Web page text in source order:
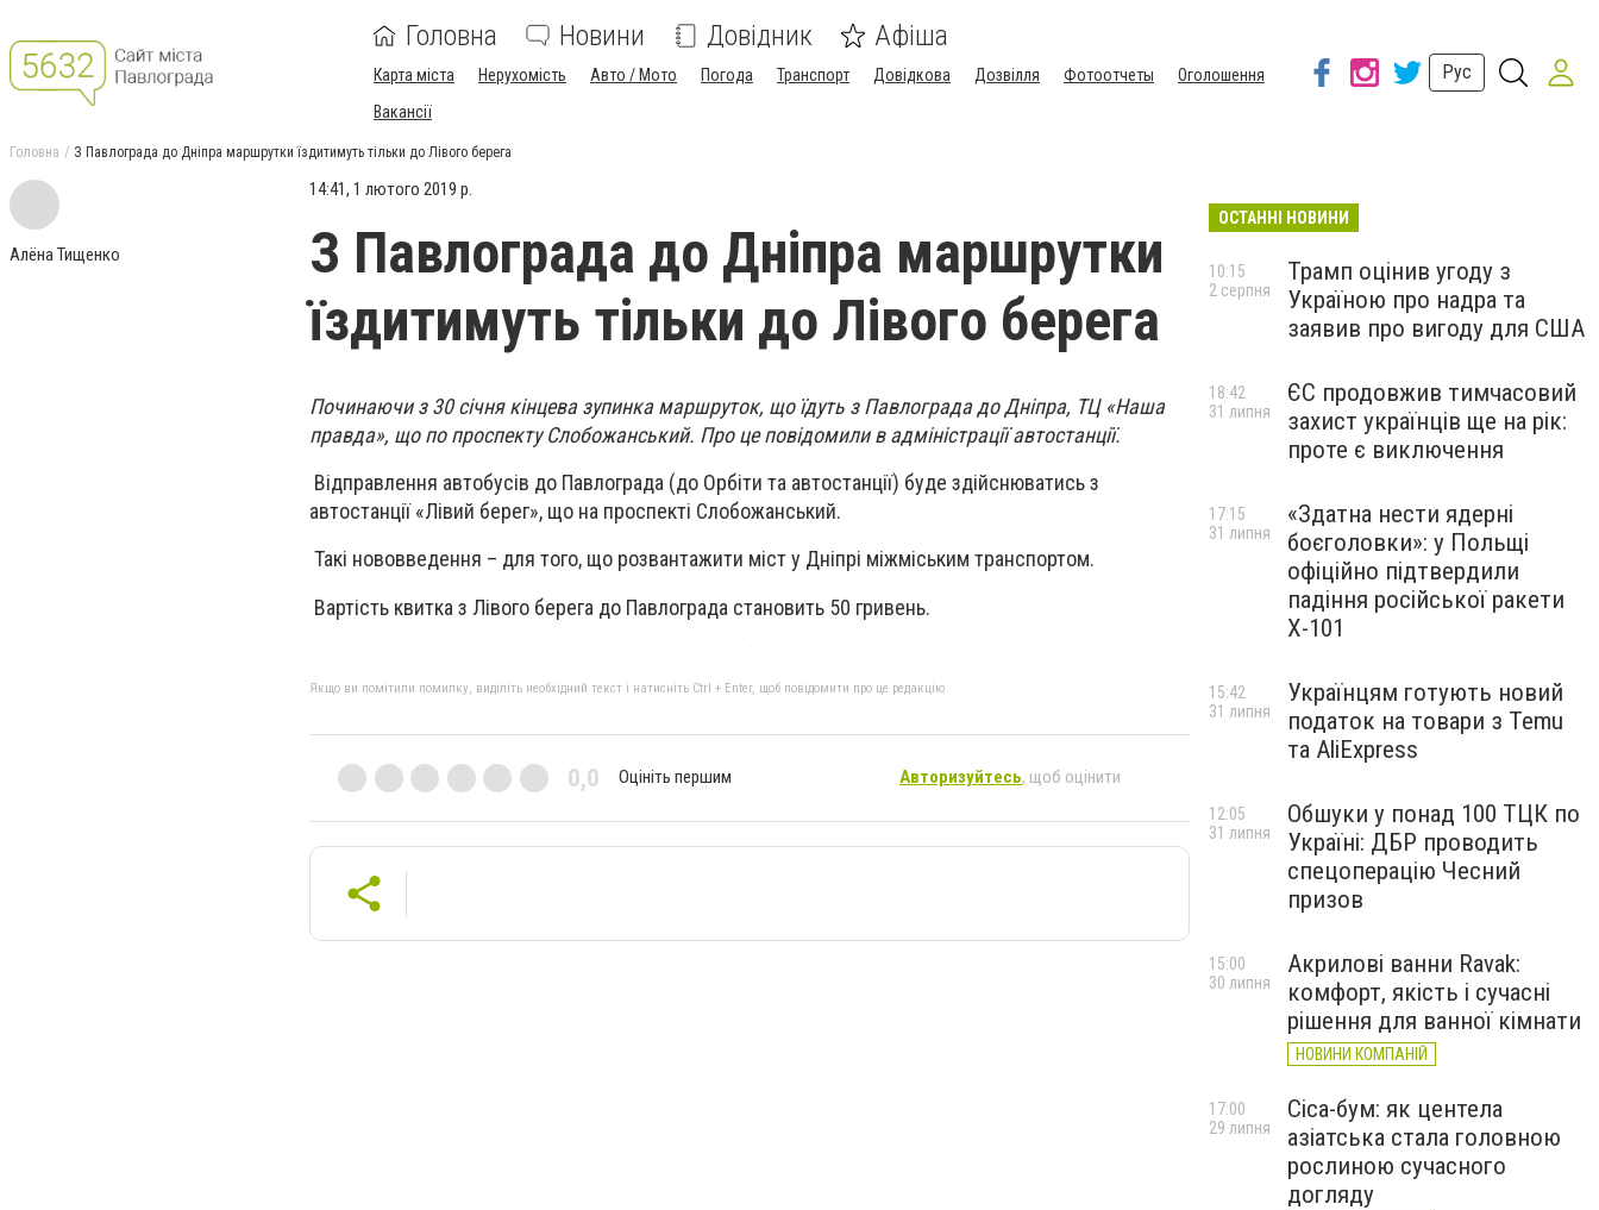
Головна Новини Довідник Афіша
Карта міста Нерухомість Авто / Мото Погода Транспорт Довідкова Дозвілля Фотоотчеты
Оголошення
Вакансії
Рус
Головна З Павлограда до Дніпра маршрутки їздитимуть тільки до Лівого берега
Алёна Тищенко
14:41, 1 лютого 2019 р.
З Павлограда до Дніпра маршрутки
їздитимуть тільки до Лівого берега
Починаючи з 30 січня кінцева зупинка маршруток, що їдуть з Павлограда до Дніпра, ТЦ «Наша
правда», що по проспекту Слобожанський. Про це повідомили в адміністрації автостанції.
Відправлення автобусів до Павлограда (до Орбіти та автостанції) буде здійснюватись з
автостанції «Лівий берег», що на проспекті Слобожанський.
Такі нововведення – для того, що розвантажити міст у Дніпрі міжміським транспортом.
Вартість квитка з Лівого берега до Павлограда становить 50 гривень.
Якщо ви помітили помилку, виділіть необхідний текст і натисніть Ctrl + Enter, щоб повідомити про це редакцію
0,0 Оцініть першим Авторизуйтесь, щоб оцінити
ОСТАННІ НОВИНИ
Трамп оцінив угоду з
Україною про надра та
заявив про вигоду для США
10:15
2 серпня
ЄС продовжив тимчасовий
захист українців ще на рік:
проте є виключення
18:42
31 липня
«Здатна нести ядерні
боєголовки»: у Польщі
офіційно підтвердили
падіння російської ракети
Х-101
17:15
31 липня
Українцям готують новий
податок на товари з Temu
та AliExpress
15:42
31 липня
Обшуки у понад 100 ТЦК по
Україні: ДБР проводить
спецоперацію Чесний
призов
12:05
31 липня
Акрилові ванни Ravak:
комфорт, якість і сучасні
рішення для ванної кімнати
НОВИНИ КОМПАНІЙ
15:00
30 липня
Cica-бум: як центела
азіатська стала головною
рослиною сучасного
догляду
17:00
29 липня